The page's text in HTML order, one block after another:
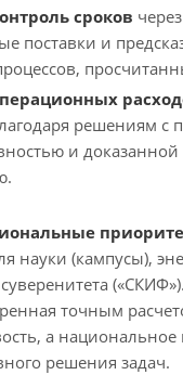
сроков через
поставки и
решениям
и доказанной
науки (кампусы),
точным
а
решения задач.